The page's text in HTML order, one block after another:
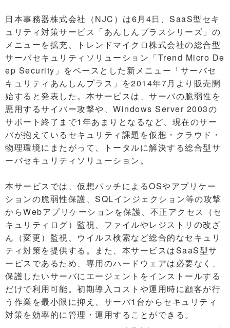
日本事務器株式会社（NJC）は6月4日、SaaS型セキ
ュリティ対策サービス「あんしんプラスシリーズ」の
メニューを拡充、トレンドマイクロ株式会社の総合型
サーバセキュリティソリューション「Trend Micro De
ep Security」をベースとした新メニュー「サーバセ
キュリティあんしんプラス」を2014年7月より販売開
始すると発表した。本サービスは、サーバの脆弱性を
悪用するサイバー攻撃や、Windows Server 2003の
サポート終了まで1年あまりとなるなど、現在のサー
バが抱えているセキュリティ課題を仮想・クラウド・
物理環境にまたがって、トータルに解決する総合型サ
ーバセキュリティソリューション。
本サービスでは、仮想パッチによるOSやアプリケー
ションの脆弱性保護、SQLインジェクション等の攻撃
からWebアプリケーションを保護、不正アクセス（セ
キュリティログ）監視、ファイルやレジストリの改ざ
ん（変更）監視、ウイルス検索など総合的なセキュリ
ティ対策を提供する。また、本サービスはSaaS型サ
ービスであるため、専用のハードウェアは必要なく、
保護したいサーバにエージェントをインストールする
だけで利用可能。初期導入コストや運用時に顧客が行
う作業を最小限に抑え、サーバ1台からセキュリティ
対策を効率的に管理・運用することができる。